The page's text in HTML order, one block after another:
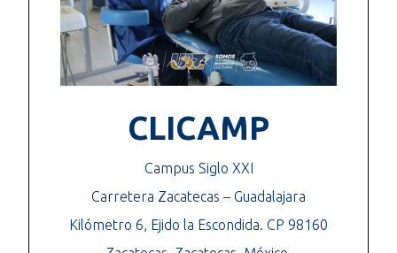
CLICAMP
Campus Siglo XXI
Carretera Zacatecas – Guadalajara
Kilómetro 6, Ejido la Escondida. CP 98160